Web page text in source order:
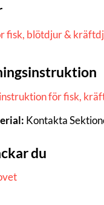
fisk, blötdjur &
för fisk,
Kontakta
du